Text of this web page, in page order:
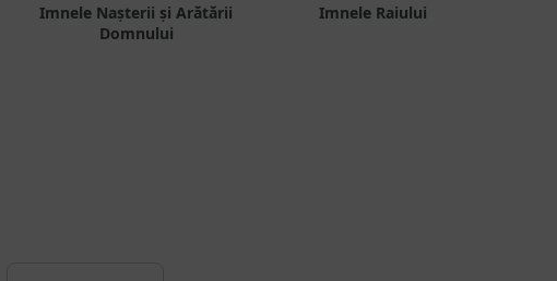
Imnele Nașterii și Arătării
Domnului
Imnele Raiului